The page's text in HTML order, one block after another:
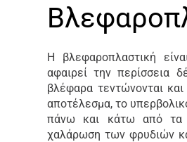
Η βλεφαροπλαστική
αφαιρεί την περίσσεια
βλέφαρα τεντώνονται
αποτέλεσμα, το
πάνω και κάτω από τα
χαλάρωση των φρυδιών